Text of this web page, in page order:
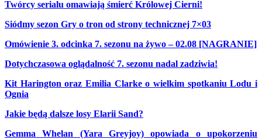
Twórcy serialu omawiają śmierć Królowej Cierni!
Siódmy sezon Gry o tron od strony technicznej 7×03
Omówienie 3. odcinka 7. sezonu na żywo – 02.08 [NAGRANIE]
Dotychczasowa oglądalność 7. sezonu nadal zadziwia!
Kit Harington oraz Emilia Clarke o wielkim spotkaniu Lodu i
Ognia
Jakie będą dalsze losy Elarii Sand?
Gemma Whelan (Yara Greyjoy) opowiada o upokorzeniu